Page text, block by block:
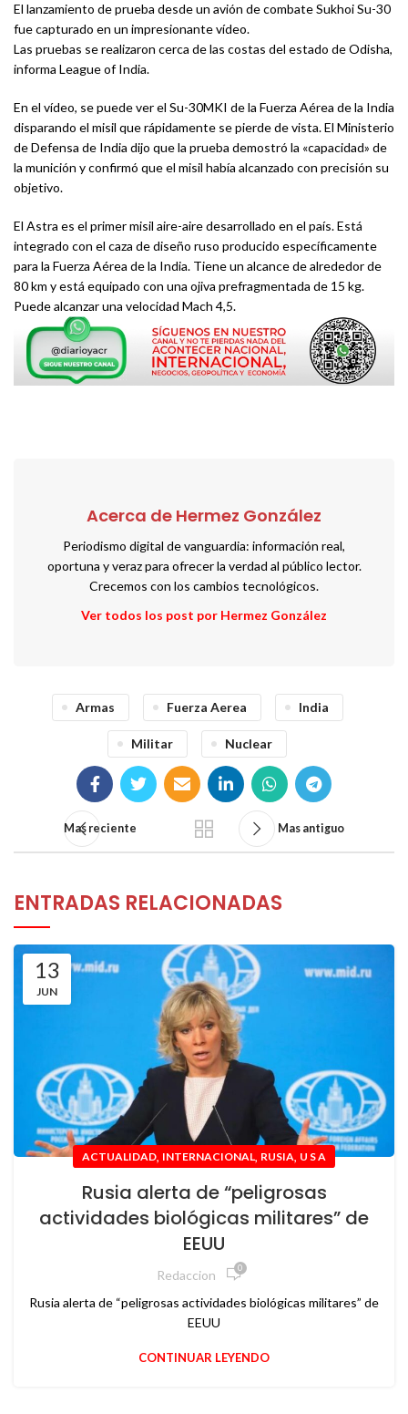
El lanzamiento de prueba desde un avión de combate Sukhoi Su-30
fue capturado en un impresionante vídeo.
​Las pruebas se realizaron cerca de las costas del estado de Odisha,
informa League of India.
En el vídeo, se puede ver el Su-30MKI de la Fuerza Aérea de la India
disparando el misil que rápidamente se pierde de vista. El Ministerio
de Defensa de India dijo que la prueba demostró la «capacidad» de
la munición y confirmó que el misil había alcanzado con precisión su
objetivo.
​El Astra es el primer misil aire-aire desarrollado en el país. Está
integrado con el caza de diseño ruso producido específicamente
para la Fuerza Aérea de la India. Tiene un alcance de alrededor de
80 km y está equipado con una ojiva prefragmentada de 15 kg.
Puede alcanzar una velocidad Mach 4,5.
Acerca de Hermez González
Periodismo digital de vanguardia: información real,
oportuna y veraz para ofrecer la verdad al público lector.
Crecemos con los cambios tecnológicos.
Ver todos los post por Hermez González
Armas Fuerza Aerea India
Militar Nuclear
Mas reciente Mas antiguo
ENTRADAS RELACIONADAS
13
JUN
ACTUALIDAD, INTERNACIONAL, RUSIA, U S A
Rusia alerta de “peligrosas
actividades biológicas militares” de
EEUU
Redaccion 0
Rusia alerta de “peligrosas actividades biológicas militares” de
EEUU
CONTINUAR LEYENDO